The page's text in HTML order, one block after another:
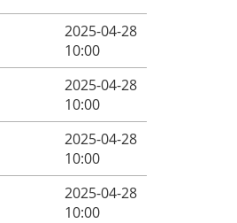
2025-04-28
10:00
2025-04-28
10:00
2025-04-28
10:00
2025-04-28
10:00